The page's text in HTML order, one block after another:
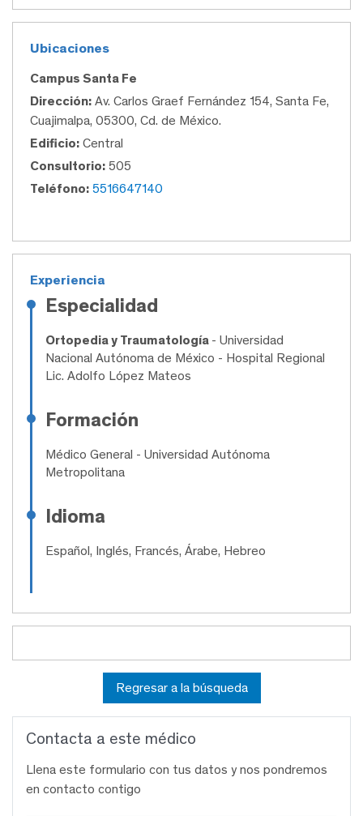
Ubicaciones
Campus Santa Fe
Dirección: Av. Carlos Graef Fernández 154, Santa Fe,
Cuajimalpa, 05300, Cd. de México.
Edificio: Central
Consultorio: 505
Teléfono: 5516647140
Experiencia
Especialidad
Ortopedia y Traumatología - Universidad
Nacional Autónoma de México - Hospital Regional
Lic. Adolfo López Mateos
Formación
Médico General - Universidad Autónoma
Metropolitana
Idioma
Español, Inglés, Francés, Árabe, Hebreo
Regresar a la búsqueda
Contacta a este médico
Llena este formulario con tus datos y nos pondremos
en contacto contigo